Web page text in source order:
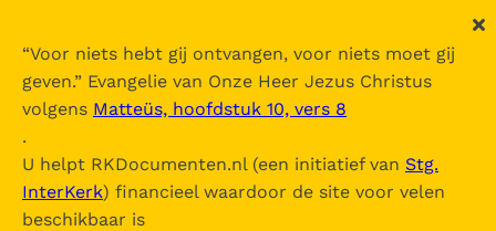
“Voor niets hebt gij ontvangen, voor niets moet gij
geven.” Evangelie van Onze Heer Jezus Christus
volgens Matteüs, hoofdstuk 10, vers 8
.
U helpt RKDocumenten.nl (een initiatief van Stg.
InterKerk) financieel waardoor de site voor velen
beschikbaar is